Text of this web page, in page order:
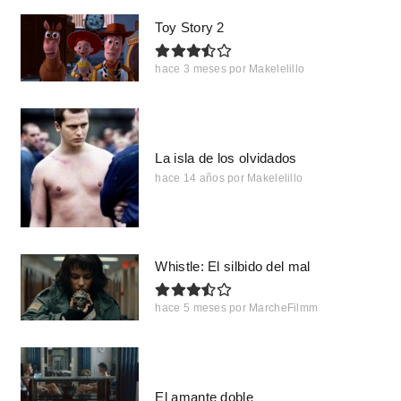
Toy Story 2
hace 3 meses por Makelelillo
La isla de los olvidados
hace 14 años por Makelelillo
Whistle: El silbido del mal
hace 5 meses por MarcheFilmm
El amante doble